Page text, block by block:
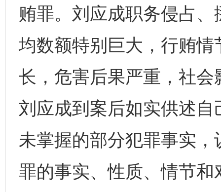
贿罪。刘应成职务侵占
均数额特别巨大，行贿
长，危害后果严重，社
刘应成到案后如实供述
未掌握的部分犯罪事实
罪的事实、性质、情节